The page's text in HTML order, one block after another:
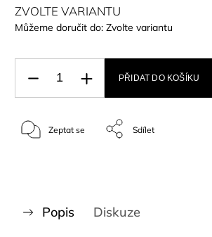
ZVOLTE VARIANTU
Můžeme doručit do: Zvolte variantu
PŘIDAT DO KOŠÍKU
Zeptat se Sdílet
Popis Diskuze